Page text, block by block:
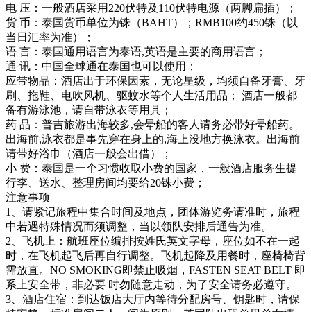
电 压：一般酒店采用220伏特及110伏特电源（两脚扁插）；
货 币：泰国货币单位为铢（BAHT）；RMB100约450铢（以
当日汇率为准）；
语 言：泰国通用语言为泰语,英语是主要的商用语言；
通 讯：中国全球通在泰国也可以使用；
应带物品：酒店出于环保因素，无论星级，均须自备牙膏、牙
刷、拖鞋、电吹风机、驱蚊水等个人生活用品； 酒店一般都
备有游泳池，请自带泳衣等用具；
药 品：普吉旅游出海较多,会晕船的客人请务必带好晕船药。
出海前,泳衣都是事先穿在身上的,海上没地方换泳衣。出海前
请带好浴巾（酒店一般会出借）；
小 费：泰国是一个习惯收取小费的国家，一般酒店服务生提
行李、送水、整理房间均要给20铢小费；
注意事项
1、请紧记旅程中集合时间及地点，团体游览务请准时，旅程
中若遇特殊情况而须调整，当以领队安排后通告为准。
2、飞机上：航班座位编排按姓氏英文字母，座位如不在一起
时，在飞机起飞后再自行调整。飞机起降及用餐时，座椅椅背
需放直。NO SMOKING即禁止吸烟，FASTEN SEAT BELT 即
系上安全带，非必要 时勿随意走动，为了安全请务必遵守。
3、酒店住宿：到达饭店大厅内等待分配房号、钥匙时，请保